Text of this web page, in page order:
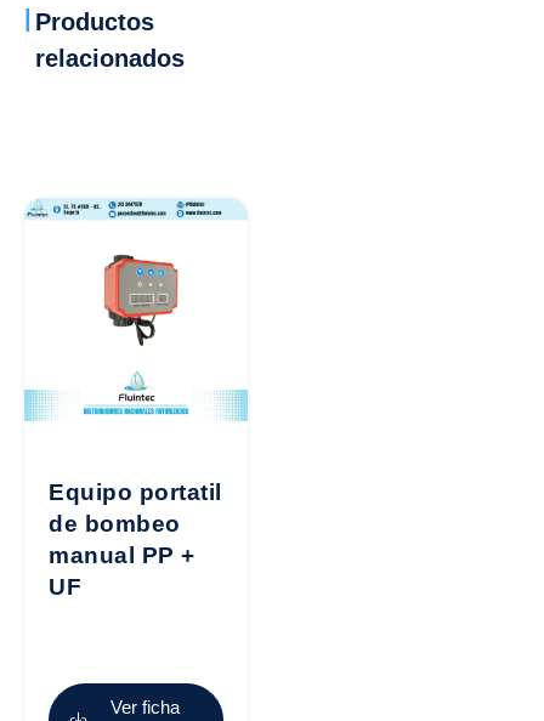
Productos
relacionados
Equipo portatil
de bombeo
manual PP +
UF
Ver ficha